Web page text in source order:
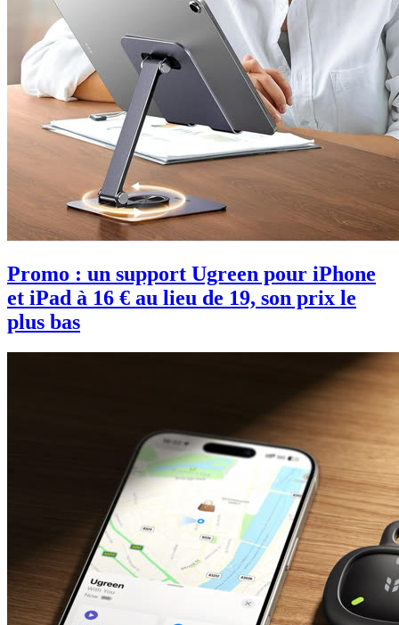
Promo : un support Ugreen pour iPhone
et iPad à 16 € au lieu de 19, son prix le
plus bas